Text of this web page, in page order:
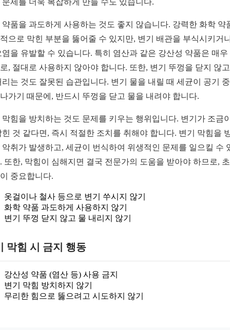
문제를 더욱 복잡하게 만들 수도 있습니다.
약품을 과도하게 사용하는 것도 좋지 않습니다. 강력한 화학 약
으로 막힌 부분을 뚫어줄 수 있지만, 변기 배관을 부식시키거
염을 유발할 수 있습니다. 특히 염산과 같은 강산성 약품은 매우
, 절대로 사용하지 않아야 합니다. 또한, 변기 뚜껑을 닫지 않
리는 것도 잘못된 습관입니다. 변기 물을 내릴 때 세균이 공기
가기 때문에, 반드시 뚜껑을 닫고 물을 내려야 합니다.
막힘을 방치하는 것도 문제를 키우는 행위입니다. 변기가 조금
힌 것 같다면, 즉시 적절한 조치를 취해야 합니다. 변기 막힘을
악취가 발생하고, 세균이 번식하여 위생적인 문제를 일으킬 수
또한, 막힘이 심해지면 결국 전문가의 도움을 받아야 하므로,
중요합니다.
옷걸이나 철사 등으로 변기 쑤시지 않기
화학 약품 과도하게 사용하지 않기
변기 뚜껑 닫지 않고 물 내리지 않기
막힘 시 금지 행동
강산성 약품 (염산 등) 사용 금지
변기 막힘 방치하지 않기
무리한 힘으로 뚫으려고 시도하지 않기